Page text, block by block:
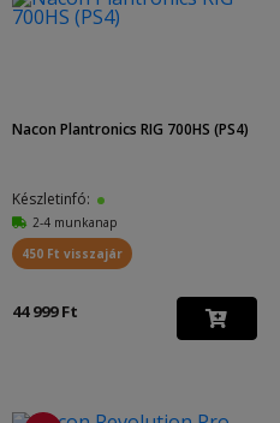
Nacon Plantronics RIG 700HS (PS4)
Készletinfó:
2-4 munkanap
450 Ft visszajár
44 999 Ft